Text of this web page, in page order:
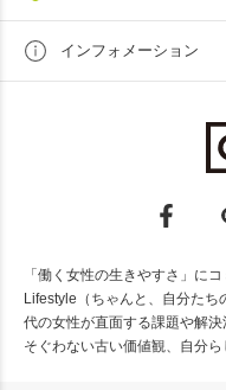
インフォメーション
「働く女性の生きやすさ」に
Lifestyle（ちゃんと、自分たち
代の女性が直面する課題や解
そぐわない古い価値観、自分